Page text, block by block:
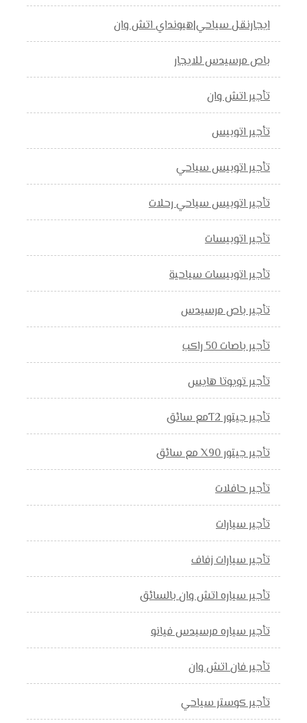
ايجارنقل سياحي|هيونداي اتش وان
باص مرسيدس للايجار
تأجير اتش وان
تأجير اتوبيس
تأجير اتوبيس سياحي
تأجير اتوبيس سياحي رحلات
تأجير اتوبيسات
تأجير اتوبيسات سياحية
تأجير باص مرسيدس
تأجير باصات 50 راكب
تأجير تويوتا هايس
تأجير جيتور T2مع سائق
تأجير جيتور X90 مع سائق
تأجير حافلات
تأجير سيارات
تأجير سيارات زفاف
تأجير سياره اتش وان بالسائق
تأجير سياره مرسيدس فيانو
تأجير فان اتش وان
تأجير كوستر سياحي